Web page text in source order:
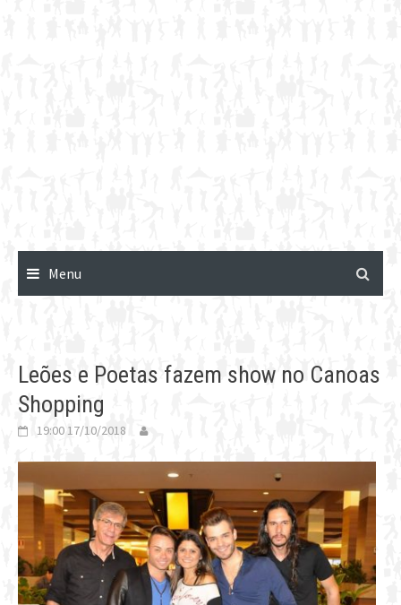
Menu
Leões e Poetas fazem show no Canoas
Shopping
19:00 17/10/2018